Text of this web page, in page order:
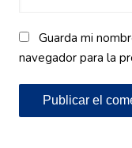
Guarda mi
navegador para la